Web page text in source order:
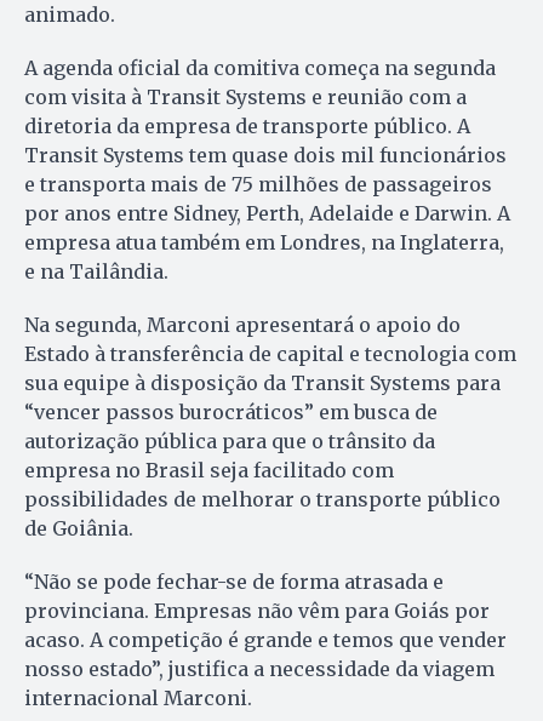
animado.
A agenda oficial da comitiva começa na segunda
com visita à Transit Systems e reunião com a
diretoria da empresa de transporte público. A
Transit Systems tem quase dois mil funcionários
e transporta mais de 75 milhões de passageiros
por anos entre Sidney, Perth, Adelaide e Darwin. A
empresa atua também em Londres, na Inglaterra,
e na Tailândia.
Na segunda, Marconi apresentará o apoio do
Estado à transferência de capital e tecnologia com
sua equipe à disposição da Transit Systems para
“vencer passos burocráticos” em busca de
autorização pública para que o trânsito da
empresa no Brasil seja facilitado com
possibilidades de melhorar o transporte público
de Goiânia.
“Não se pode fechar-se de forma atrasada e
provinciana. Empresas não vêm para Goiás por
acaso. A competição é grande e temos que vender
nosso estado”, justifica a necessidade da viagem
internacional Marconi.